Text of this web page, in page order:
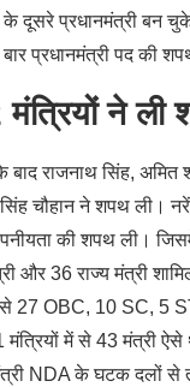
के दूसरे प्रधानमंत्री बन
प्रधानमंत्री पद की
ने ली
राजनाथ सिंह, अमित
चौहान ने शपथ ली।
की शपथ ली।
और 36 राज्य मंत्री
27 OBC, 10 SC, 5
में से 43 मंत्री ऐसे
NDA के घटक दलों से